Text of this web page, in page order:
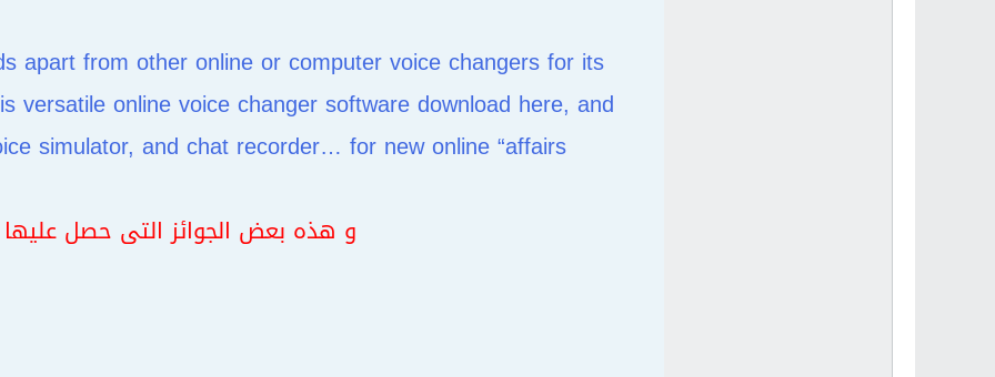
apart from other online or computer voice changers for its
versatile online voice changer software download here, and
simulator, and chat recorder… for new online “affairs.”
و هذه بعض الجوائز التى حصل عليها